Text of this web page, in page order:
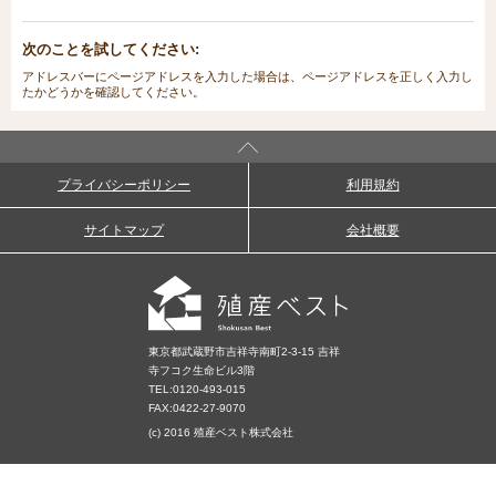
次のことを試してください:
アドレスバーにページアドレスを入力した場合は、ページアドレスを正しく入力し
たかどうかを確認してください。
プライバシーポリシー 利用規約
サイトマップ 会社概要
東京都武蔵野市吉祥寺南町2-3-15 吉祥
寺フコク生命ビル3階
TEL:0120-493-015
FAX:0422-27-9070
(c) 2016 殖産ベスト株式会社